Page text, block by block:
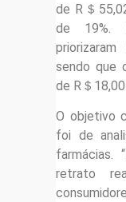
de R＄
de 19%.
sendo que
de R＄
O objetivo
foi de
farmácias.
retrato